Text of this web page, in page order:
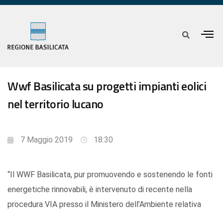
Wwf Basilicata su progetti impianti eolici
nel territorio lucano
7 Maggio 2019 18:30
“Il WWF Basilicata, pur promuovendo e sostenendo le fonti
energetiche rinnovabili, è intervenuto di recente nella
procedura VIA presso il Ministero dell’Ambiente relativa